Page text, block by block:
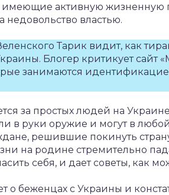
активную жизненную
недовольство властью.
Тарик видит, как
Блогер критикует сайт
занимаются
за простых людей на
в руки оружие и могут в
решившие покинуть
на родине стремительно
себя, и дает советы, как
о беженцах с Украины и